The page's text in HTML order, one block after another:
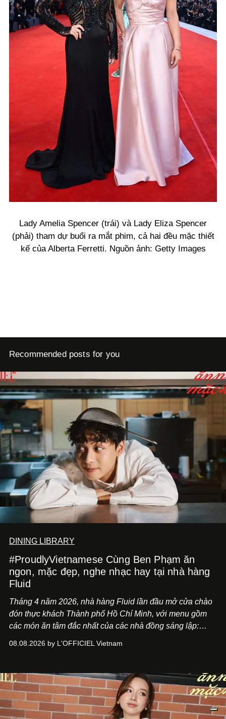
Lady Amelia Spencer (trái) và Lady Eliza Spencer
(phải) tham dự buổi ra mắt phim, cả hai đều mặc thiết
kế của Alberta Ferretti. Nguồn ảnh: Getty Images
Recommended posts for you
DINING LIBRARY
#ProudlyVietnamese Cùng Ben Phạm ăn
ngon, mặc đẹp, nghe nhạc hay tại nhà hàng
Fluid
Tháng 4 năm 2026, nhà hàng Fluid lần đầu mở cửa chào
đón thực khách Thành phố Hồ Chí Minh, với menu gồm
các món ăn tâm đắc nhất của các nhà đồng sáng lập:
món ăn đa dạng từ Á đến Âu nhanh chóng được yêu thích
mang đến niềm vui cho thực khách.
08.08.2026 by L'OFFICIEL Vietnam